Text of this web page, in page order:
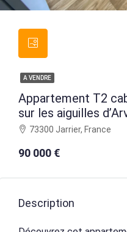
A VENDRE
Appartement T2
sur les aiguilles
73300 Jarrier, France
90 000 €
Description